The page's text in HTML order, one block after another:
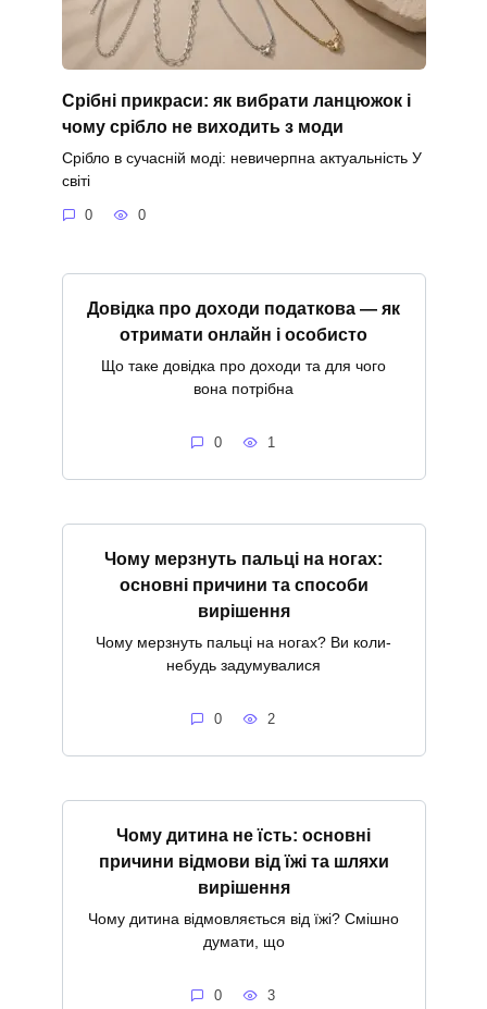
Срібні прикраси: як вибрати ланцюжок і
чому срібло не виходить з моди
Срібло в сучасній моді: невичерпна актуальність У
світі
0 0
Довідка про доходи податкова — як
отримати онлайн і особисто
Що таке довідка про доходи та для чого
вона потрібна
0 1
Чому мерзнуть пальці на ногах:
основні причини та способи
вирішення
Чому мерзнуть пальці на ногах? Ви коли-
небудь задумувалися
0 2
Чому дитина не їсть: основні
причини відмови від їжі та шляхи
вирішення
Чому дитина відмовляється від їжі? Смішно
думати, що
0 3